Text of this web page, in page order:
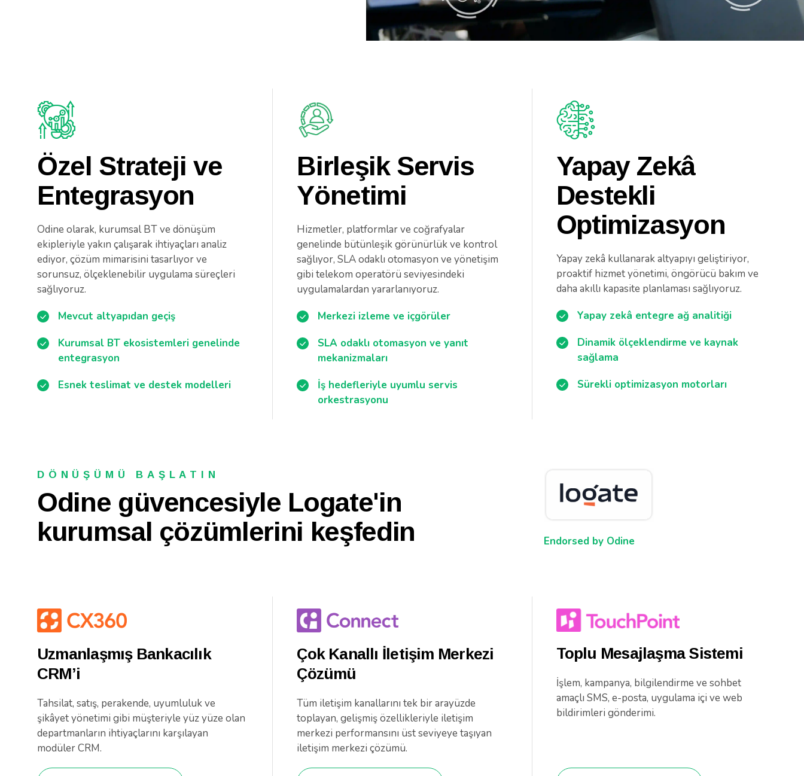
Özel Strateji ve
Entegrasyon
Odine olarak, kurumsal BT ve dönüşüm
ekipleriyle yakın çalışarak ihtiyaçları analiz
ediyor, çözüm mimarisini tasarlıyor ve
sorunsuz, ölçeklenebilir uygulama süreçleri
sağlıyoruz.
Mevcut altyapıdan geçiş
Kurumsal BT ekosistemleri genelinde
entegrasyon
Esnek teslimat ve destek modelleri
Birleşik Servis
Yönetimi
Hizmetler, platformlar ve coğrafyalar
genelinde bütünleşik görünürlük ve kontrol
sağlıyor, SLA odaklı otomasyon ve yönetişim
gibi telekom operatörü seviyesindeki
uygulamalardan yararlanıyoruz.
Merkezi izleme ve içgörüler
SLA odaklı otomasyon ve yanıt
mekanizmaları
İş hedefleriyle uyumlu servis
orkestrasyonu
Yapay Zekâ
Destekli
Optimizasyon
Yapay zekâ kullanarak altyapıyı geliştiriyor,
proaktif hizmet yönetimi, öngörücü bakım ve
daha akıllı kapasite planlaması sağlıyoruz.
Yapay zekâ entegre ağ analitiği
Dinamik ölçeklendirme ve kaynak
sağlama
Sürekli optimizasyon motorları
DÖNÜŞÜMÜ BAŞLATIN
Odine güvencesiyle Logate'in
kurumsal çözümlerini keşfedin
Endorsed by Odine
Uzmanlaşmış Bankacılık
CRM’i
Tahsilat, satış, perakende, uyumluluk ve
şikâyet yönetimi gibi müşteriyle yüz yüze olan
departmanların ihtiyaçlarını karşılayan
modüler CRM.
Çok Kanallı İletişim Merkezi
Çözümü
Tüm iletişim kanallarını tek bir arayüzde
toplayan, gelişmiş özellikleriyle iletişim
merkezi performansını üst seviyeye taşıyan
iletişim merkezi çözümü.
Toplu Mesajlaşma Sistemi
İşlem, kampanya, bilgilendirme ve sohbet
amaçlı SMS, e-posta, uygulama içi ve web
bildirimleri gönderimi.